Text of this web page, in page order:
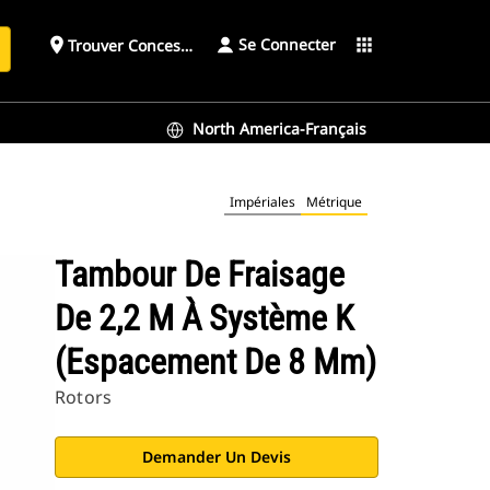
place Trouver ConcessionnaireSe Connecter apps
North America-Français
Impériales Métrique
Tambour De Fraisage
De 2,2 M À Système K
(espacement De 8 Mm)
Rotors
Demander Un Devis